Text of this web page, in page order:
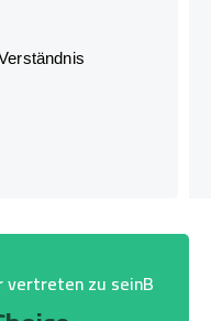
zu seinB